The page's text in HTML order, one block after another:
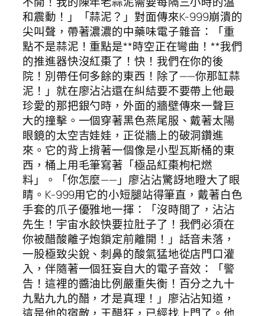
和震動！」「蒜泥？」對面傳來K-999崩潰的
尖叫聲，帶著濃濃的中藥味電子雜音：「重
點不是蒜泥！重點是**時空正在彎曲！**我們
的推進器快沒紅棗了！快！我們在你的後
院！別帶任何多餘的東西！除了——你那缸蒜
泥！」就在廖沾沾還在糾結要不要帶上他最
珍愛的那把銀勺時，外面的牆壁傳來一聲巨
大的撞擊。一個穿著黑色燕尾服、戴著太陽
眼鏡的太空吉娃娃，正從牆上的破洞鑽進
來。它的背上揹著一個像是小型瓦斯桶的東
西，桶上用毛筆寫著「極品紅棗枸杞燃
料」。「你怎麼——」廖沾沾驚訝地瞪大了眼
睛。K-999用它的小短腿站得筆直，戴著白色
手套的爪子優雅地一揮：「沒時間了，沾沾
先生！宇宙水餃快要拉肚子了！我們必須在
你被醋酸離子炮鎖定前離開！」話音未落，
一股極致尖銳、刺鼻的酸氣猛地從店門口灌
入，伴隨著一個狂妄自大的電子音效：「警
告！這裡的醬油比例嚴重失衡！百分之九十
九點九九的醋，才是真理！」廖沾沾知道，